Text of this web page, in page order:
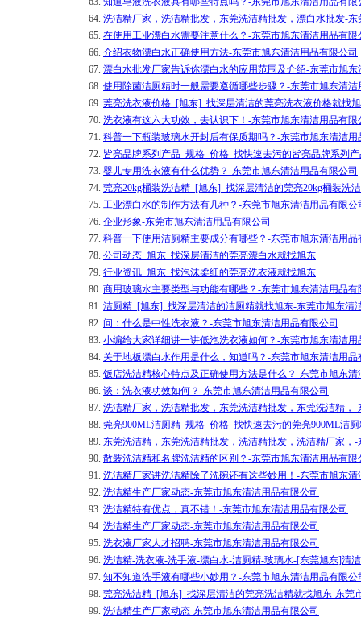
64. 洗洁精厂家，洗洁精批发，东莞洗洁精批发，漂白水批发-
65. 在使用工业漂白水需要注意什么？-东莞市旭东清洁用品有限
66. 介绍衣物漂白水正确使用方法-东莞市旭东清洁用品有限公司
67. 漂白水批发厂家告诉你漂白水的应用范围及介绍-东莞市旭
68. 使用除菌洁厕精时一般需要遵循哪些步骤？-东莞市旭东清洁
69. 莞亮洗衣液价格_[旭东]_找深层清洁的莞亮洗衣液价格就找
70. 洗衣液有这六大功效，去认识下！-东莞市旭东清洁用品有限
71. 科普一下瓶装玻璃水开封后有保质期吗？-东莞市旭东清洁用
72. 皆亮品牌系列产品_规格_价格_找快速去污的皆亮品牌系列
73. 婴儿专用洗衣液有什么优势？-东莞市旭东清洁用品有限公司
74. 莞亮20kg桶装洗洁精_[旭东]_找深层清洁的莞亮20kg桶装洗
75. 工业漂白水的制作方法有几种？-东莞市旭东清洁用品有限公
76. 企业形象-东莞市旭东清洁用品有限公司
77. 科普一下使用洁厕精主要成分有哪些？-东莞市旭东清洁用品
78. 公司动态_旭东_找深层清洁的莞亮漂白水就找旭东
79. 行业资讯_旭东_找泡沫柔细的莞亮洗衣液就找旭东
80. 商用玻璃水​主要类型与功能有哪些？-东莞市旭东清洁用品有
81. 洁厕精_[旭东]_找深层清洁的洁厕精就找旭东-东莞市旭东清
82. 问：什么是中性洗衣液？-东莞市旭东清洁用品有限公司
83. 小编给大家详细讲一讲低泡洗衣液如何？-东莞市旭东清洁用
84. 关于地板漂白水作用是什么，知道吗？-东莞市旭东清洁用品
85. 饭店洗洁精核心特点及正确使用方法是什么？-东莞市旭东清
86. 谈：洗衣液功效如何？-东莞市旭东清洁用品有限公司
87. 洗洁精厂家，洗洁精批发，东莞洗洁精批发，东莞洗洁精，
88. 莞亮900ML洁厕精_规格_价格_找快速去污的莞亮900ML洁
89. 东莞洗洁精，东莞洗洁精批发，洗洁精批发，洗洁精厂家，
90. 散装洗洁精和名牌洗洁精的区别？-东莞市旭东清洁用品有限
91. 洗洁精厂家讲洗洁精除了洗碗还有这些妙用！-东莞市旭东清
92. 洗洁精生产厂家动态-东莞市旭东清洁用品有限公司
93. 洗洁精特有优点，真不错！-东莞市旭东清洁用品有限公司
94. 洗洁精生产厂家动态-东莞市旭东清洁用品有限公司
95. 洗衣液厂家人才招聘-东莞市旭东清洁用品有限公司
96. 洗洁精-洗衣液-洗手液-漂白水-洁厕精-玻璃水-[东莞旭东]清
97. 知不知道洗手液有哪些小妙用？-东莞市旭东清洁用品有限公
98. 莞亮洗洁精_[旭东]_找深层清洁的莞亮洗洁精就找旭东-东莞
99. 洗洁精生产厂家动态-东莞市旭东清洁用品有限公司